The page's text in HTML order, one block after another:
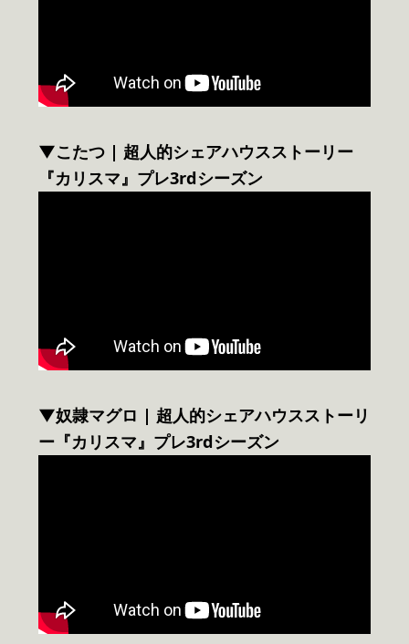
▼こたつ | 超人的シェアハウスストーリー
『カリスマ』プレ3rdシーズン
▼奴隷マグロ | 超人的シェアハウスストーリ
ー『カリスマ』プレ3rdシーズン